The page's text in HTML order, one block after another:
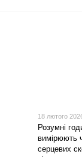
18 лютого
Розумні
вимірюють
серцевих